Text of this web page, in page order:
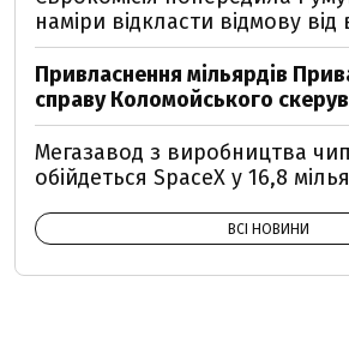
наміри відкласти відмову від
Привласнення мільярдів
справу Коломойського
Мегазавод з виробництва
обійдеться SpaceX у 16,8
ВСІ НОВИНИ